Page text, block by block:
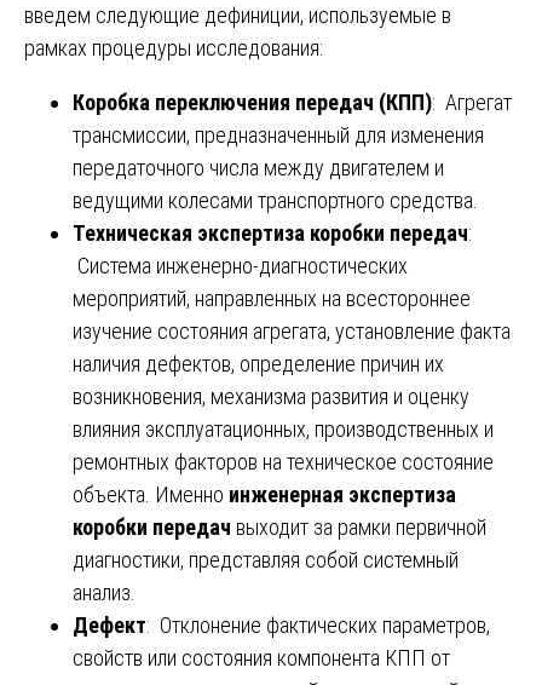
введем следующие дефиниции, используемые в
рамках процедуры исследования:
Коробка переключения передач (КПП): Агрегат
трансмиссии, предназначенный для изменения
передаточного числа между двигателем и
ведущими колесами транспортного средства.
Техническая экспертиза коробки передач:
Система инженерно-диагностических
мероприятий, направленных на всестороннее
изучение состояния агрегата, установление факта
наличия дефектов, определение причин их
возникновения, механизма развития и оценку
влияния эксплуатационных, производственных и
ремонтных факторов на техническое состояние
объекта. Именно инженерная экспертиза
коробки передач выходит за рамки первичной
диагностики, представляя собой системный
анализ.
Дефект: Отклонение фактических параметров,
свойств или состояния компонента КПП от